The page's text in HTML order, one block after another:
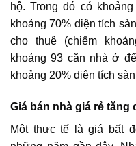
hộ. Trong đó có
khoảng 70% diện tích
cho thuê (chiếm
khoảng 93 căn nhà ở
khoảng 20% diện tích
Giá bán nhà giá rẻ tăng
Một thực tế là giá bất